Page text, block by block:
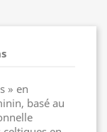
» en
basé au